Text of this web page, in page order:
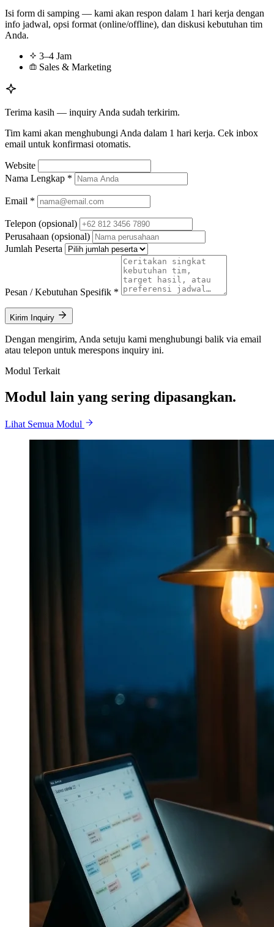
Isi form di samping — kami akan respon dalam 1 hari kerja dengan
info jadwal, opsi format (online/offline), dan diskusi kebutuhan tim
Anda.
3–4 Jam
Sales & Marketing
Terima kasih — inquiry Anda sudah terkirim.
Tim kami akan menghubungi Anda dalam 1 hari kerja. Cek inbox
email untuk konfirmasi otomatis.
Website
Nama Lengkap *
Email *
Telepon (opsional)
Perusahaan (opsional)
Jumlah Peserta
Pesan / Kebutuhan Spesifik *
Kirim Inquiry
Dengan mengirim, Anda setuju kami menghubungi balik via email
atau telepon untuk merespons inquiry ini.
Modul Terkait
Modul lain yang sering dipasangkan.
Lihat Semua Modul